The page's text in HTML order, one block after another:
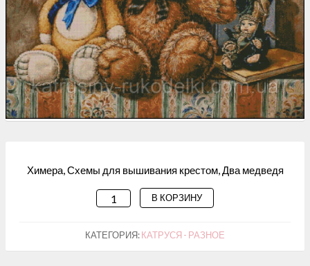
Химера, Схемы для вышивания крестом, Два медведя
КОЛИЧЕСТВО
СХЕМА
ДЛЯ
В КОРЗИНУ
КАТЕГОРИЯ:КАТРУСЯ - РАЗНОЕ